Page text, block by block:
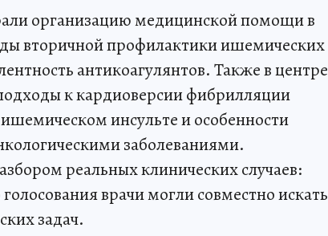
организацию медицинской помощи в
вторичной профилактики ишемических
антикоагулянтов. Также в центре
к кардиоверсии фибрилляции
инсульте и особенности
заболеваниями.
реальных клинических случаев:
врачи могли совместно искать
задач.